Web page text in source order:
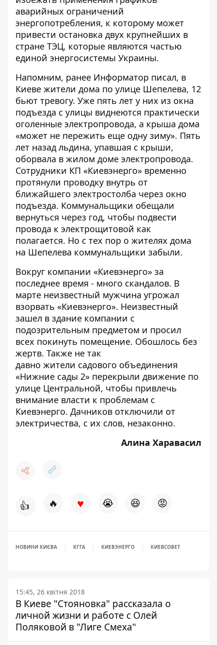
аварийных ограничений
энергопотребления, к которому может
привести остановка двух крупнейших в
стране ТЭЦ, которые являются частью
единой энергосистемы Украины.
Напомним, ранее Информатор писал, в
Киеве жители дома по улице Шепелева, 12
бьют тревогу. Уже пять лет у них из окна
подъезда с улицы виднеются практически
оголенные электропровода, а крыша дома
«может не пережить еще одну зиму». Пять
лет назад льдина, упавшая с крыши,
оборвала в жилом доме электропровода.
Сотрудники КП «Киевэнерго» временно
протянули проводку внутрь от
ближайшего электростолба через окно
подъезда. Коммунальщики обещали
вернуться через год, чтобы подвести
провода к электрощитовой как
полагается. Но с тех пор о жителях дома
на Шепелева коммунальщики забыли.
Вокруг компании «Киевэнерго» за
последнее время - много скандалов. В
марте неизвестный мужчина угрожал
взорвать «Киевэнерго». Неизвестный
зашел в здание компании с
подозрительным предметом и просил
всех покинуть помещение. Обошлось без
жертв. Также не так
давно жители садового объединения
«Нижние сады 2» перекрыли движение по
улице Центральной, чтобы привлечь
внимание власти к проблемам с
Киевэнерго. Дачников отключили от
электричества, с их слов, незаконно.
Алина Харавасил
👍 🔥 ♥ 😭 😆 😡
НОВИНИ КИЄВА КГГА КИЕВЭНЕРГО КИЕВСОВЕТ
15:45, 26 квітня 2018
В Киеве "Стояновка" рассказала о
личной жизни и работе с Олей
Поляковой в "Лиге Смеха"